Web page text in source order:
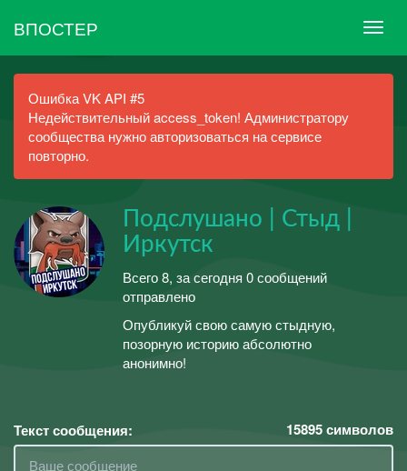
ВПОСТЕР
Ошибка VK API #5
Недействительный access_token! Администратору
сообщества нужно авторизоваться на сервисе
повторно.
Подслушано | Стыд |
Иркутск
Всего 8, за сегодня 0 сообщений
отправлено
Опубликуй свою самую стыдную,
позорную историю абсолютно
анонимно!
Текст сообщения: 15895символов